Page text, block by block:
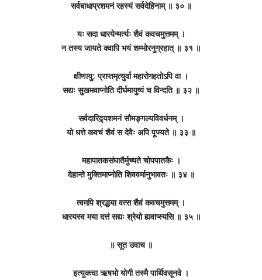
सर्वबाधाप्रशमनं रहस्यं सर्वदेहिनाम् ॥ ३० ॥
यः सदा धारयेन्मर्त्यः शैवं कवचमुत्तमम् ।
न तस्य जायते क्वापि भयं शम्भोरनुग्रहात् ॥ ३१ ॥
क्षीणायु: प्राप्‍तमृत्युर्वा महारोगहतोऽपि वा ।
सद्यः सुखमवाप्नोति दीर्घमायुष्यं च विन्दति ॥ ३२ ॥
सर्वदारिद्र्यशमनं सौमङ्गल्यविवर्धनम् ।
यो धत्ते कवचं शैवं स देवैः अपि पूज्यते ॥ ३३ ॥
महापातकसंघातैर्मुच्यते चोपपातकैः ।
देहान्ते मुक्तिमाप्नोति शिववर्मानुभावतः ॥ ३४ ॥
त्वमपि श्रद्धया वत्स शैवं कवचमुत्तमम् ।
धारयस्व मया दत्तं सद्यः श्रेयो ह्यवाप्स्यसि ॥ ३५ ॥
॥ सूत उवाच ॥
इत्युक्त्वा ऋषभो योगी तस्मै पार्थिवसूनवे ।